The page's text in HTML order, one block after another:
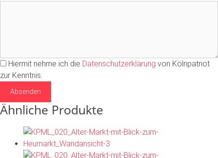
Hiermit nehme ich die Datenschutzerklärung von Kölnpatriot
zur Kenntnis.
Absenden
Ähnliche Produkte